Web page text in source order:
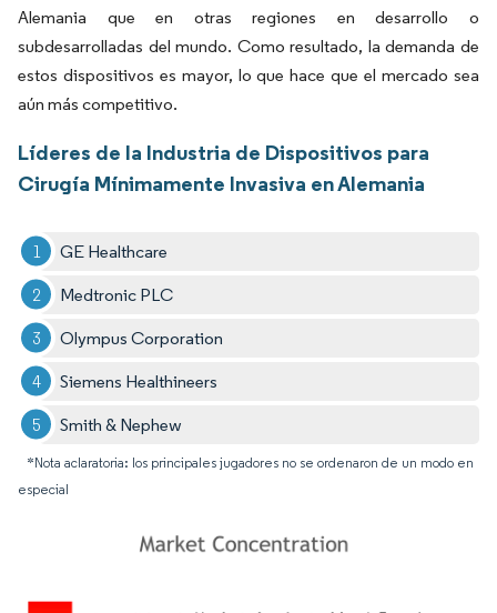
Alemania que en otras regiones en desarrollo o
subdesarrolladas del mundo. Como resultado, la demanda de
estos dispositivos es mayor, lo que hace que el mercado sea
aún más competitivo.
Líderes de la Industria de Dispositivos para
Cirugía Mínimamente Invasiva en Alemania
GE Healthcare
Medtronic PLC
Olympus Corporation
Siemens Healthineers
Smith & Nephew
*Nota aclaratoria: los principales jugadores no se ordenaron de un modo en
especial